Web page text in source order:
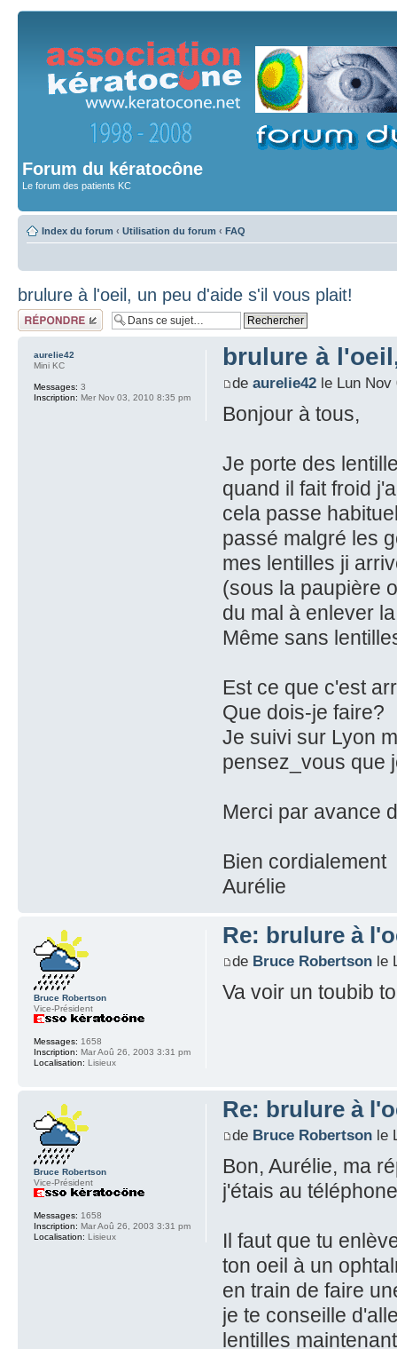
Forum du kératocône
Le forum des patients KC
Index du forum ‹ Utilisation du forum ‹ FAQ
brulure à l'oeil, un peu d'aide s'il vous plait!
Répondre
brulure à
de aurelie42le Lun Nov
Bonjour à tous,
Je porte des
quand il fait froid
cela passe
passé malgré les
mes lentilles ji
(sous la paupière
du mal à enlever
Même sans
Est ce que c'est
Que dois-je faire?
Je suivi sur Lyon
pensez_vous que
Merci par avance
Bien cordialement
Aurélie
aurelie42
Mini KC
Messages: 3
Inscription: Mer Nov 03, 2010 8:35 pm
Re: brulure à
de Bruce Robertsonle
Va voir un toubib
Bruce Robertson
Vice-Président
Messages: 1658
Inscription: Mar Aoû 26, 2003 3:31 pm
Localisation: Lisieux
Re: brulure à
de Bruce Robertsonle
Bon, Aurélie, ma
j'étais au
Il faut que tu
ton oeil à un
en train de faire
je te conseille
lentilles
Bruce Robertson
Vice-Président
Messages: 1658
Inscription: Mar Aoû 26, 2003 3:31 pm
Localisation: Lisieux